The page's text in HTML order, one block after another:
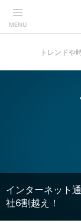
MENU
トレンドや
［副業に関す
半数！